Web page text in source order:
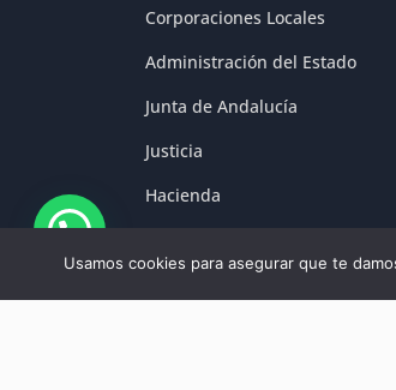
Corporaciones Locales
Administración del Estado
Junta de Andalucía
Justicia
Hacienda
Usamos cookies para asegurar que te